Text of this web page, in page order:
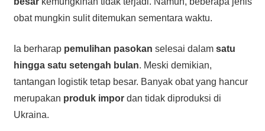
obat mungkin sulit ditemukan sementara waktu.
Ia berharap pemulihan pasokan selesai dalam satu
hingga satu setengah bulan. Meski demikian,
tantangan logistik tetap besar. Banyak obat yang hancur
merupakan produk impordan tidak diproduksi di
Ukraina.